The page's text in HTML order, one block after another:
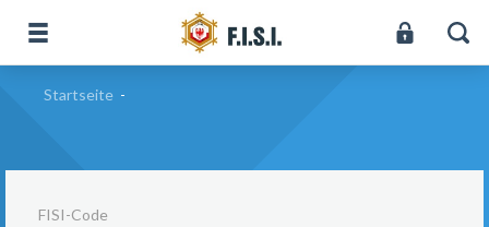
Startseite -
FISI-Code